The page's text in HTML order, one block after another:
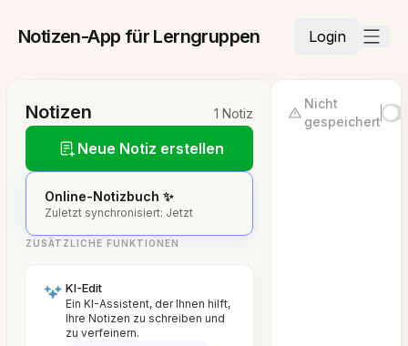
Notizen-App für Lerngruppen Login
Notizen 1 Notiz
Neue Notiz erstellen
Online-Notizbuch ✨
Zuletzt synchronisiert: Jetzt
ZUSÄTZLICHE FUNKTIONEN
KI-Edit
Ein KI-Assistent, der Ihnen hilft,
Ihre Notizen zu schreiben und
zu verfeinern.
Nicht
gespeichert